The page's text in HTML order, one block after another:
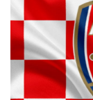
ІНТЕРВ'Ю
РІЗНЕ
БУКМЕКЕРИ